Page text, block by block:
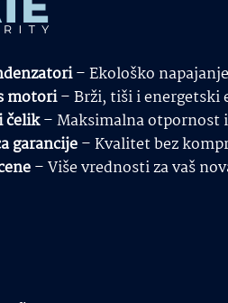
– Ekološko
motori– Brži, tiši i energetski
čelik– Maksimalna otpornost
garancije– Kvalitet bez
– Više vrednosti za vaš